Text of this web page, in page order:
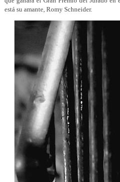
está su amante, Romy Schneider.